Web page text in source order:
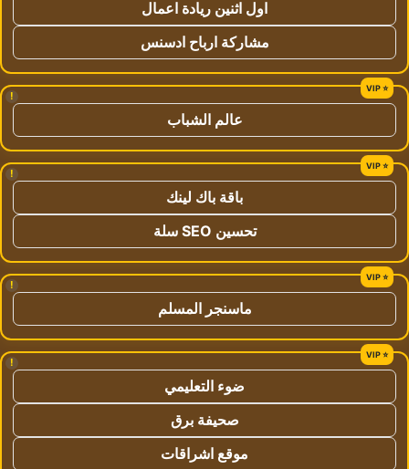
اول اثنين ريادة اعمال
مشاركة ارباح ادسنس
!
عالم الشباب
!
باقة باك لينك
تحسين SEO سلة
!
ماسنجر المسلم
!
ضوء التعليمي
صحيفة برق
موقع اشراقات